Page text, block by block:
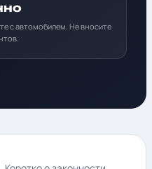
с автомобилем. Не вносите